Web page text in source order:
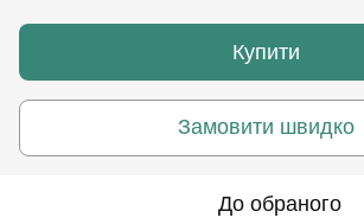
Купити
Замовити швидко
До обраного